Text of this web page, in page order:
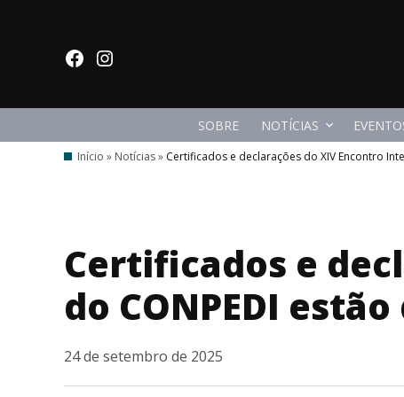
facebookInstagram
SOBRE NOTÍCIAS
Início » Notícias» Certificados e declarações do XIV Encontro
Certificados e
do CONPEDI
24 de setembro de 2025